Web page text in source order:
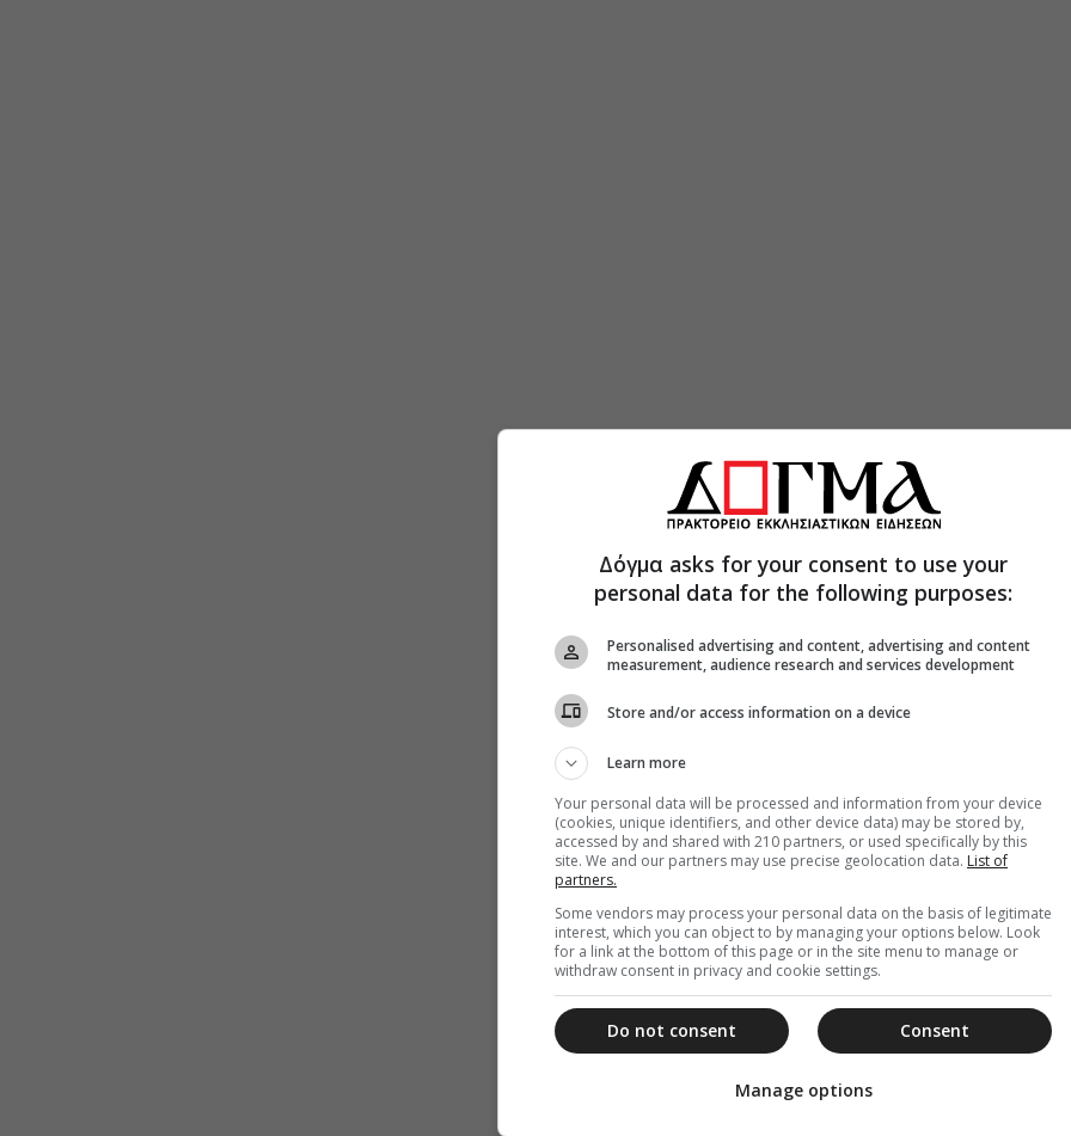
Δόγμα asks for your consent to use your
personal data for the following purposes:
Personalised advertising and content, advertising and content
measurement, audience research and services development
Store and/or access information on a device
Learn more
Your personal data will be processed and information from your device
(cookies, unique identifiers, and other device data) may be stored by,
accessed by and shared with 210 partners, or used specifically by this
site. We and our partners may use precise geolocation data. List of
partners.
Some vendors may process your personal data on the basis of legitimate
interest, which you can object to by managing your options below. Look
for a link at the bottom of this page or in the site menu to manage or
withdraw consent in privacy and cookie settings.
Consent
Do not consent
Manage options